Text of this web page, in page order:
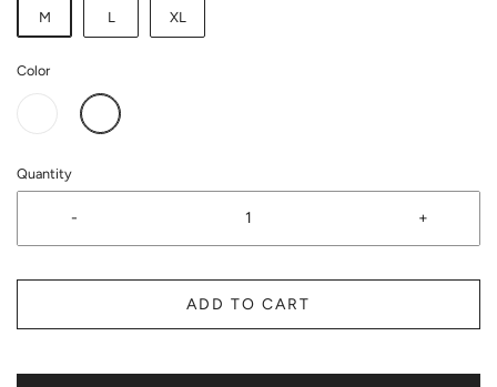
M L XL
Color
Quantity
- +
ADD TO CART